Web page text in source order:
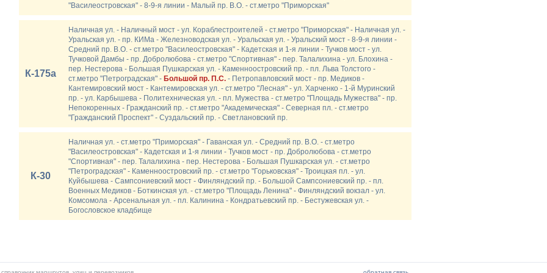
"Василеостровская" - 8-9-я линии - Малый пр. В.О. - ст.метро "Приморская"
К-175а
Наличная ул. - Наличный мост - ул. Кораблестроителей - ст.метро "Приморская" - Наличная ул. -
Уральская ул. - пр. КИМа - Железноводская ул. - Уральская ул. - Уральский мост - 8-9-я линии -
Средний пр. В.О. - ст.метро "Василеостровская" - Кадетская и 1-я линии - Тучков мост - ул.
Тучковой Дамбы - пр. Добролюбова - ст.метро "Спортивная" - пер. Талалихина - ул. Блохина -
пер. Нестерова - Большая Пушкарская ул. - Каменноостровский пр. - пл. Льва Толстого -
ст.метро "Петроградская" - Большой пр. П.С. - Петропавловский мост - пр. Медиков -
Кантемировский мост - Кантемировская ул. - ст.метро "Лесная" - ул. Харченко - 1-й Муринский
пр. - ул. Карбышева - Политехническая ул. - пл. Мужества - ст.метро "Площадь Мужества" - пр.
Непокоренных - Гражданский пр. - ст.метро "Академическая" - Северная пл. - ст.метро
"Гражданский Проспект" - Суздальский пр. - Светлановский пр.
К-30
Наличная ул. - ст.метро "Приморская" - Гаванская ул. - Средний пр. В.О. - ст.метро
"Василеостровская" - Кадетская и 1-я линии - Тучков мост - пр. Добролюбова - ст.метро
"Спортивная" - пер. Талалихина - пер. Нестерова - Большая Пушкарская ул. - ст.метро
"Петроградская" - Каменноостровский пр. - ст.метро "Горьковская" - Троицкая пл. - ул.
Куйбышева - Сампсониевский мост - Финляндский пр. - Большой Сампсониевский пр. - пл.
Военных Медиков - Боткинская ул. - ст.метро "Площадь Ленина" - Финляндский вокзал - ул.
Комсомола - Арсенальная ул. - пл. Калинина - Кондратьевский пр. - Бестужевская ул. -
Богословское кладбище